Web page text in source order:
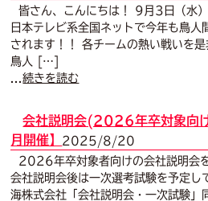
皆さん、こんにちは！ 9月3日（水
日本テレビ系全国ネットで今年も鳥
されます！！ 各チームの熱い戦い
鳥人 […]
...続きを読む
会社説明会(2026年卒対象向
月開催】
2025/8/20
2026年卒対象者向けの会社説明会
会社説明会後は一次選考試験を予定
海株式会社「会社説明会・一次試験